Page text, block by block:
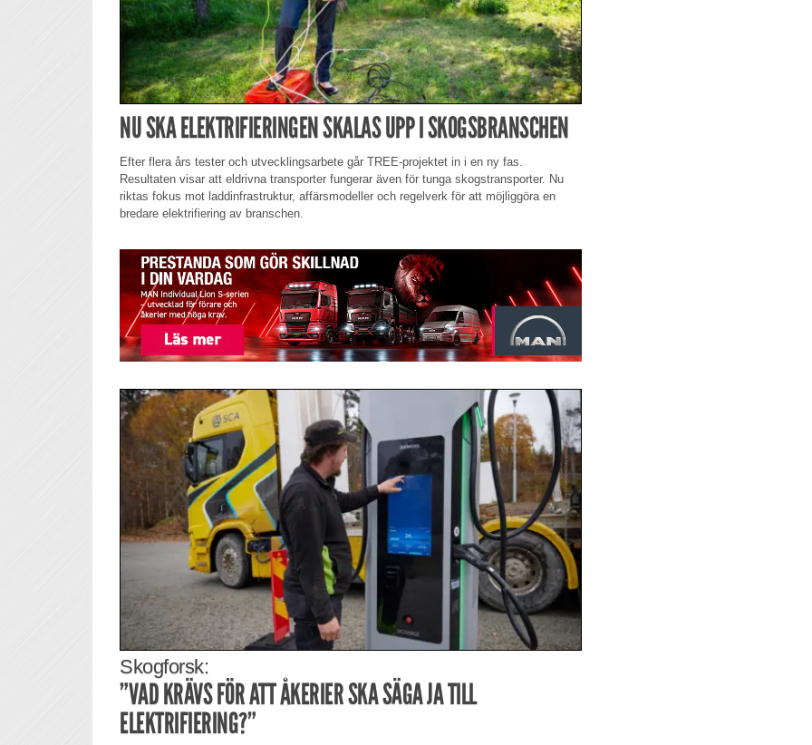
NU SKA ELEKTRIFIERINGEN SKALAS UPP I SKOGSBRANSCHEN
Efter flera års tester och utvecklingsarbete går TREE-projektet in i en ny fas.
Resultaten visar att eldrivna transporter fungerar även för tunga skogstransporter. Nu
riktas fokus mot laddinfrastruktur, affärsmodeller och regelverk för att möjliggöra en
bredare elektrifiering av branschen.
Skogforsk:
”VAD KRÄVS FÖR ATT ÅKERIER SKA SÄGA JA TILL
ELEKTRIFIERING?”